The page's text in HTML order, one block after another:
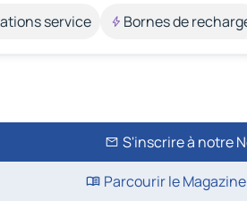
service Bornes de
S'inscrire à notre
Parcourir le